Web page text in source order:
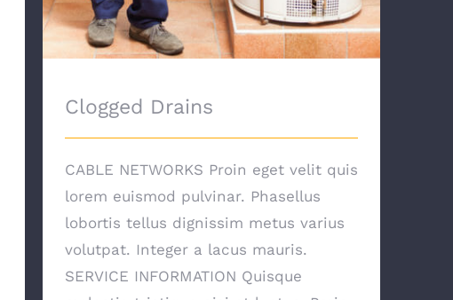
Clogged Drains
CABLE NETWORKS Proin eget velit quis
lorem euismod pulvinar. Phasellus
lobortis tellus dignissim metus varius
volutpat. Integer a lacus mauris.
SERVICE INFORMATION Quisque